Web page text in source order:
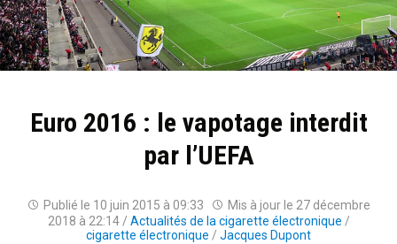
Euro 2016 : le vapotage interdit
par l’UEFA
Publié le 10 juin 2015 à 09:33 Mis à jour le 27 décembre
2018 à 22:14/ Actualités de la cigarette électronique /
cigarette électronique / Jacques Dupont